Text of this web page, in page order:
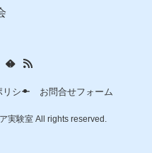
リシー お問合せフォーム
実験室 All rights reserved.